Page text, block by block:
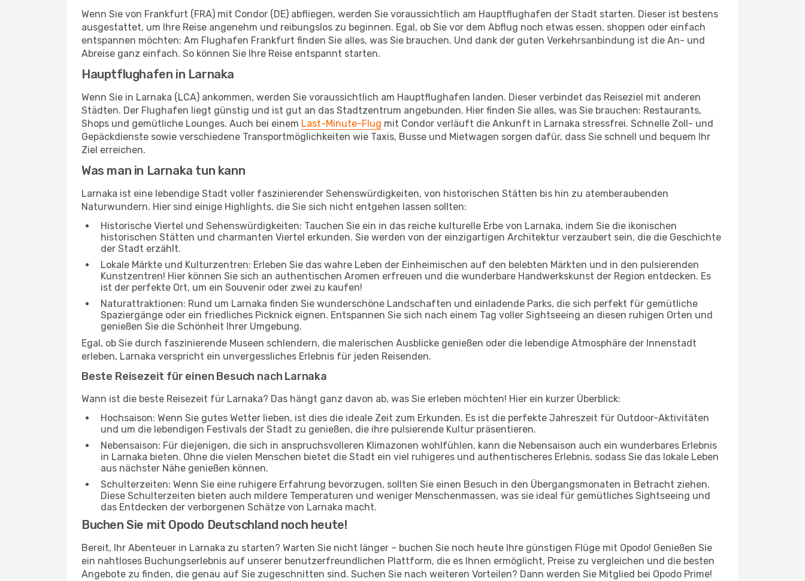
Wenn Sie von Frankfurt (FRA) mit Condor (DE) abfliegen, werden Sie voraussichtlich am Hauptflughafen der Stadt starten. Dieser ist bestens
ausgestattet, um Ihre Reise angenehm und reibungslos zu beginnen. Egal, ob Sie vor dem Abflug noch etwas essen, shoppen oder einfach
entspannen möchten: Am Flughafen Frankfurt finden Sie alles, was Sie brauchen. Und dank der guten Verkehrsanbindung ist die An- und
Abreise ganz einfach. So können Sie Ihre Reise entspannt starten.
Hauptflughafen in Larnaka
Wenn Sie in Larnaka (LCA) ankommen, werden Sie voraussichtlich am Hauptflughafen landen. Dieser verbindet das Reiseziel mit anderen
Städten. Der Flughafen liegt günstig und ist gut an das Stadtzentrum angebunden. Hier finden Sie alles, was Sie brauchen: Restaurants,
Shops und gemütliche Lounges. Auch bei einem Last-Minute-Flug mit Condor verläuft die Ankunft in Larnaka stressfrei. Schnelle Zoll- und
Gepäckdienste sowie verschiedene Transportmöglichkeiten wie Taxis, Busse und Mietwagen sorgen dafür, dass Sie schnell und bequem Ihr
Ziel erreichen.
Was man in Larnaka tun kann
Larnaka ist eine lebendige Stadt voller faszinierender Sehenswürdigkeiten, von historischen Stätten bis hin zu atemberaubenden
Naturwundern. Hier sind einige Highlights, die Sie sich nicht entgehen lassen sollten:
Historische Viertel und Sehenswürdigkeiten: Tauchen Sie ein in das reiche kulturelle Erbe von Larnaka, indem Sie die ikonischen
historischen Stätten und charmanten Viertel erkunden. Sie werden von der einzigartigen Architektur verzaubert sein, die die Geschichte
der Stadt erzählt.
Lokale Märkte und Kulturzentren: Erleben Sie das wahre Leben der Einheimischen auf den belebten Märkten und in den pulsierenden
Kunstzentren! Hier können Sie sich an authentischen Aromen erfreuen und die wunderbare Handwerkskunst der Region entdecken. Es
ist der perfekte Ort, um ein Souvenir oder zwei zu kaufen!
Naturattraktionen: Rund um Larnaka finden Sie wunderschöne Landschaften und einladende Parks, die sich perfekt für gemütliche
Spaziergänge oder ein friedliches Picknick eignen. Entspannen Sie sich nach einem Tag voller Sightseeing an diesen ruhigen Orten und
genießen Sie die Schönheit Ihrer Umgebung.
Egal, ob Sie durch faszinierende Museen schlendern, die malerischen Ausblicke genießen oder die lebendige Atmosphäre der Innenstadt
erleben, Larnaka verspricht ein unvergessliches Erlebnis für jeden Reisenden.
Beste Reisezeit für einen Besuch nach Larnaka
Wann ist die beste Reisezeit für Larnaka? Das hängt ganz davon ab, was Sie erleben möchten! Hier ein kurzer Überblick:
Hochsaison: Wenn Sie gutes Wetter lieben, ist dies die ideale Zeit zum Erkunden. Es ist die perfekte Jahreszeit für Outdoor-Aktivitäten
und um die lebendigen Festivals der Stadt zu genießen, die ihre pulsierende Kultur präsentieren.
Nebensaison: Für diejenigen, die sich in anspruchsvolleren Klimazonen wohlfühlen, kann die Nebensaison auch ein wunderbares Erlebnis
in Larnaka bieten. Ohne die vielen Menschen bietet die Stadt ein viel ruhigeres und authentischeres Erlebnis, sodass Sie das lokale Leben
aus nächster Nähe genießen können.
Schulterzeiten: Wenn Sie eine ruhigere Erfahrung bevorzugen, sollten Sie einen Besuch in den Übergangsmonaten in Betracht ziehen.
Diese Schulterzeiten bieten auch mildere Temperaturen und weniger Menschenmassen, was sie ideal für gemütliches Sightseeing und
das Entdecken der verborgenen Schätze von Larnaka macht.
Buchen Sie mit Opodo Deutschland noch heute!
Bereit, Ihr Abenteuer in Larnaka zu starten? Warten Sie nicht länger – buchen Sie noch heute Ihre günstigen Flüge mit Opodo! Genießen Sie
ein nahtloses Buchungserlebnis auf unserer benutzerfreundlichen Plattform, die es Ihnen ermöglicht, Preise zu vergleichen und die besten
Angebote zu finden, die genau auf Sie zugeschnitten sind. Suchen Sie nach weiteren Vorteilen? Dann werden Sie Mitglied bei Opodo Prime!